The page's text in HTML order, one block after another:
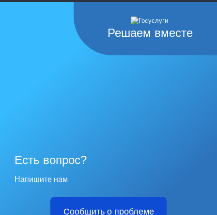
Решаем вместе
Есть вопрос?
Напишите нам
Сообщить о проблеме